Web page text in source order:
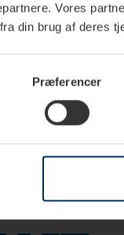
Vores
din brug af deres
Præferencer
DKK